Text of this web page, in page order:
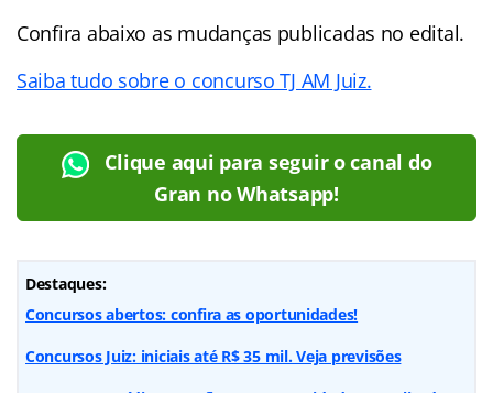
Confira abaixo as mudanças publicadas no edital.
Saiba tudo sobre o concurso TJ AM Juiz.
Clique aqui para seguir o canal do
Gran no Whatsapp!
Destaques:
Concursos abertos: confira as oportunidades!
Concursos Juiz: iniciais até R$ 35 mil. Veja previsões